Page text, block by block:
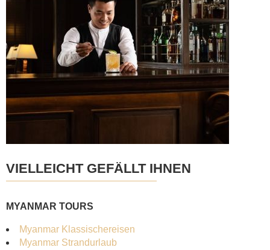
VIELLEICHT GEFÄLLT IHNEN
MYANMAR TOURS
Myanmar Klassischereisen
Myanmar Strandurlaub